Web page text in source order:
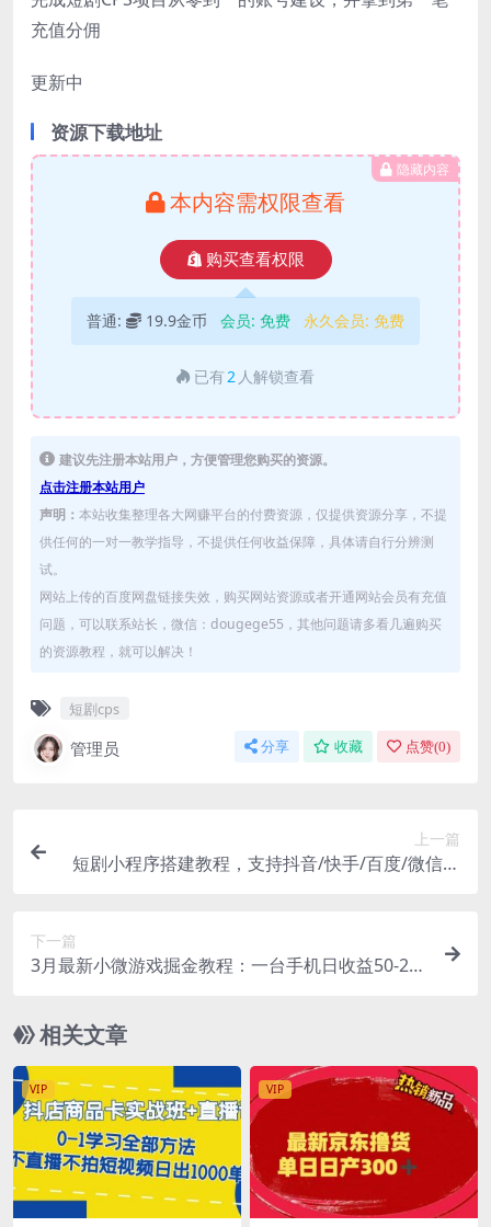
充值分佣
更新中
资源下载地址
隐藏内容
本内容需权限查看
购买查看权限
普通: 19.9金币 会员: 免费 永久会员: 免费
已有2 人解锁查看
建议先注册本站用户，方便管理您购买的资源。
点击注册本站用户
声明： 本站收集整理各大网赚平台的付费资源，仅提供资源分享，不提
供任何的一对一教学指导，不提供任何收益保障，具体请自行分辨测
试。
网站上传的百度网盘链接失效，购买网站资源或者开通网站会员有充值
问题，可以联系站长，微信：dougege55，其他问题请多看几遍购买
的资源教程，就可以解决！
短剧cps
管理员 分享 收藏 点赞(0)
上一篇
短剧小程序搭建教程，支持抖音/快手/百度/微信/h
下一篇
3月最新小微游戏掘金教程：一台手机日收益50-20
相关文章
VIP VIP